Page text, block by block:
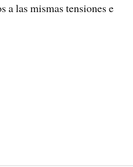
a las mismas tensiones e